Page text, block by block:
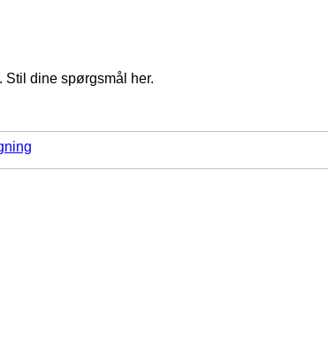
Stil dine spørgsmål her.